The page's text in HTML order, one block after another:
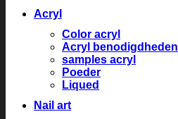
Acryl
Color acryl
Acryl benodigdheden
samples acryl
Poeder
Liqued
Nail art